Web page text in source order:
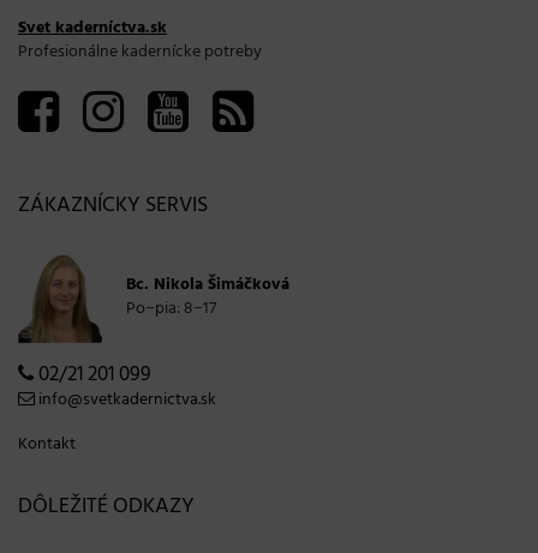
Svet kaderníctva.sk
Profesionálne kadernícke potreby
ZÁKAZNÍCKY SERVIS
Bc. Nikola Šimáčková
Po−pia: 8−17
02/21 201 099
info@svetkadernictva.sk
Kontakt
DÔLEŽITÉ ODKAZY